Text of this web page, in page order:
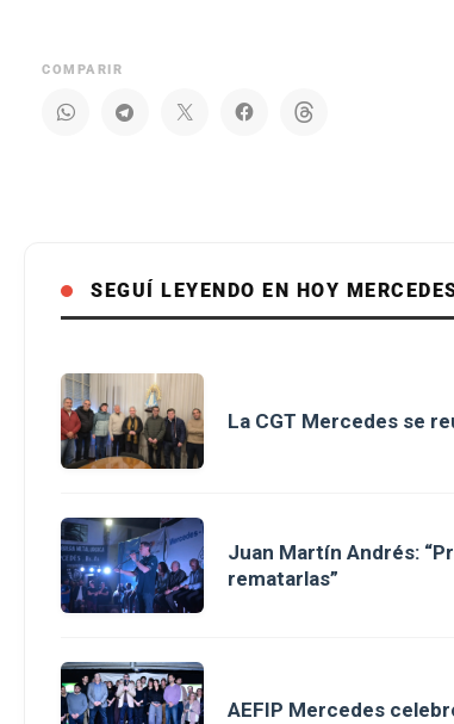
COMPARIR
SEGUÍ LEYENDO EN HOY
La CGT Mercedes se
Juan Martín Andrés:
rematarlas”
AEFIP Mercedes